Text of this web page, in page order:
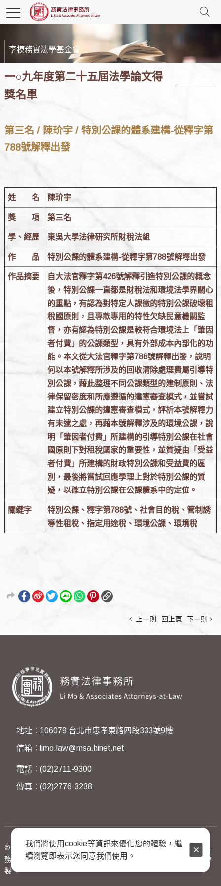
李模務實法學基金會
一○九年度第二十五屆法學論文得
獎名單
第三名 / 陳玠宇 / 特別公課的體系建構-從釋字第
788號解釋出發
姓 名 陳玠宇
獎 項 第三名
學、經歷 東吳大學法律研究所財稅法組
作 品 特別公課的體系建構-從釋字第788號解釋出發
作品摘要
自大法官釋字第426號解釋引進特別公課的概念
後，特別公課一直都是財稅法和環境法學界關心
的重點，有認為對特定人課徵的特別公課破壞租
稅國原則，且專款專用的特性欠缺民意機關監
督，亦有認為特別公課是較符合環境法上「肇因
者付費」的公課類型，具有外部成本內部化的功
能。本文從大法官釋字第788號解釋出發，說明
何以本號解釋所涉及的回收清除處理費屬引導特
別公課，藉此整理不同公課類型的建制原則、法
律保留密度和所應遵循的違憲審查模式，並嘗試
建立特別公課的違憲審查模式，評析本號解釋力
有未逮之處，再藉本號解釋涉及的環境公課，說
明「肇因者付費」所建構的引導特別公課在社會
國原則下對租稅國家的重要性，並質疑由「受益
者付費」所建構的財政特別公課和受益費的區
別，最後將嘗試回應學理上對於特別公課的質
疑，以確立特別公課在公課體系中的定位。
關鍵字
特別公課、釋字第788號、社會目的稅、管制誘
導性租稅、指定用途稅、環境公課、環境稅
上一則 回上頁 下一則
地址：106079 台北市忠孝東路四段333號9樓
信箱：limo.law@msa.hinet.net
電話：(02)2711-9300
傳真：(02)2776-3238
© 2023 Li Mo & Associates Attorneys-at-Law. All Rights Reserved.
務實法律事務所著作權所有，非經同意不得翻印轉載或以任何方式重
製
我們將使用cookie等資訊來優化您的體驗，繼
續瀏覽即表示您同意我們使用。